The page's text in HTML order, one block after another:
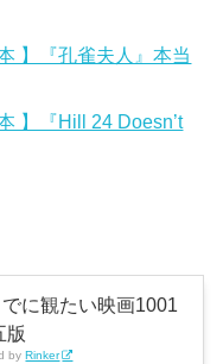
】『孔雀夫人』本当
】『Hill 24 Doesn’t
に観たい映画1001
版
byRinker